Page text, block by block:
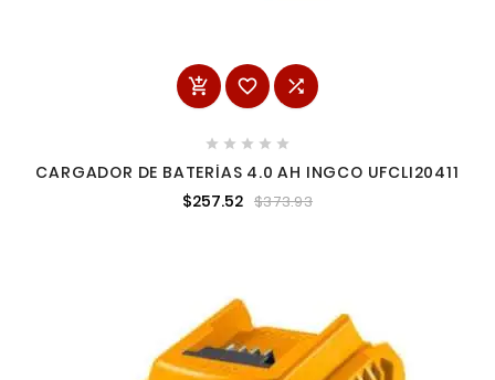
  
    
CARGADOR DE BATERÍAS 4.0 AH INGCO UFCLI20411
$257.52 $373.93